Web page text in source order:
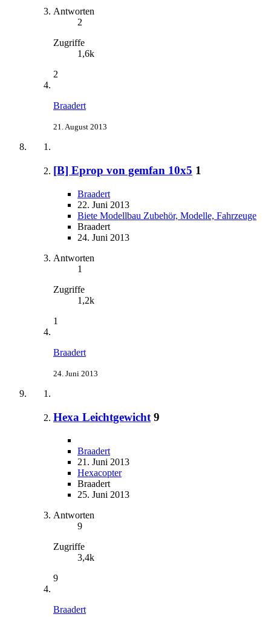
Antworten
2
Zugriffe
1,6k
2
Braadert
21. August 2013
[B] Eprop von gemfan 10x5 1
Braadert
22. Juni 2013
Biete Modellbau Zubehör, Modelle, Fahrzeuge
Braadert
24. Juni 2013
Antworten
1
Zugriffe
1,2k
1
Braadert
24. Juni 2013
Hexa Leichtgewicht 9
Braadert
21. Juni 2013
Hexacopter
Braadert
25. Juni 2013
Antworten
9
Zugriffe
3,4k
9
Braadert